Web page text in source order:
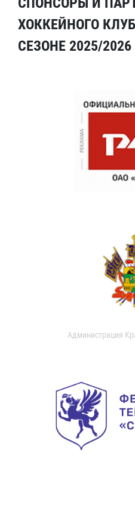
ХОККЕЙНОГО
СЕЗОНЕ 2025/2026
Администрация